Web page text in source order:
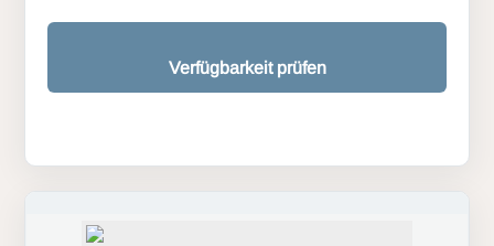
Verfügbarkeit prüfen